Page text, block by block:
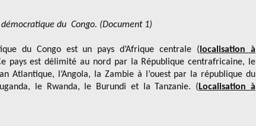
du Congo. (Document 1)
du Congo est un pays d’Afrique centrale ( localisation à
pays est délimité au nord par la République centrafricaine, le
Atlantique, l’Angola, la Zambie à l’ouest par la république du
le Rwanda, le Burundi et la Tanzanie. ( Localisation à